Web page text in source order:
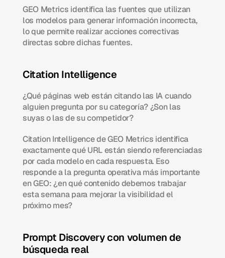
GEO Metrics identifica las fuentes que utilizan
los modelos para generar información incorrecta,
lo que permite realizar acciones correctivas
directas sobre dichas fuentes.
Citation Intelligence
¿Qué páginas web están citando las IA cuando
alguien pregunta por su categoría? ¿Son las
suyas o las de su competidor?
Citation Intelligence de GEO Metrics identifica
exactamente qué URL están siendo referenciadas
por cada modelo en cada respuesta. Eso
responde a la pregunta operativa más importante
en GEO: ¿en qué contenido debemos trabajar
esta semana para mejorar la visibilidad el
próximo mes?
Prompt Discovery con volumen de
búsqueda real